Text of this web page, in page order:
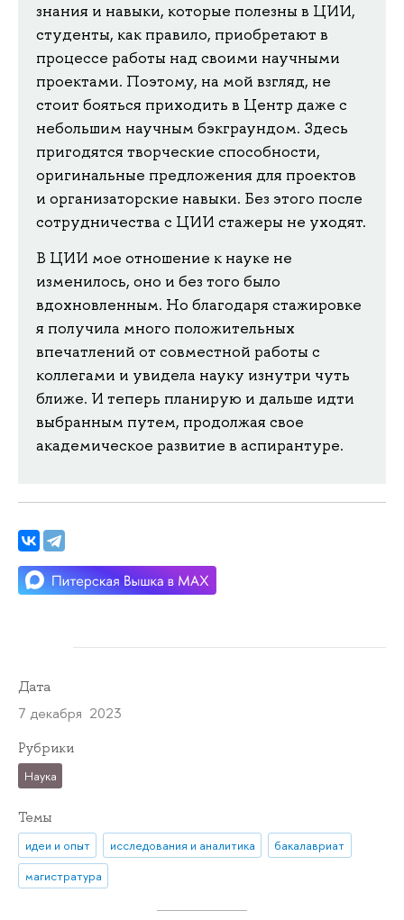
знания и навыки, которые полезны в ЦИИ,
студенты, как правило, приобретают в
процессе работы над своими научными
проектами. Поэтому, на мой взгляд, не
стоит бояться приходить в Центр даже с
небольшим научным бэкграундом. Здесь
пригодятся творческие способности,
оригинальные предложения для проектов
и организаторские навыки. Без этого после
сотрудничества с ЦИИ стажеры не уходят.
В ЦИИ мое отношение к науке не
изменилось, оно и без того было
вдохновленным. Но благодаря стажировке
я получила много положительных
впечатлений от совместной работы с
коллегами и увидела науку изнутри чуть
ближе. И теперь планирую и дальше идти
выбранным путем, продолжая свое
академическое развитие в аспирантуре.
Дата
7 декабря 2023
Рубрики
Наука
Темы
идеи и опыт исследования и аналитика
бакалавриат
магистратура